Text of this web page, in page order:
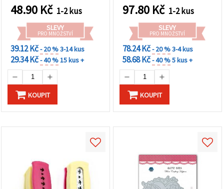
48.90 Kč 1-2 kus
SLEVY
PRO MNOŽSTVÍ
39.12 Kč- 20 %3-14 kus
29.34 Kč- 40 %15 kus +
KOUPIT
97.80 Kč 1-2 kus
SLEVY
PRO MNOŽSTVÍ
78.24 Kč- 20 %3-4 kus
58.68 Kč- 40 %5 kus +
KOUPIT